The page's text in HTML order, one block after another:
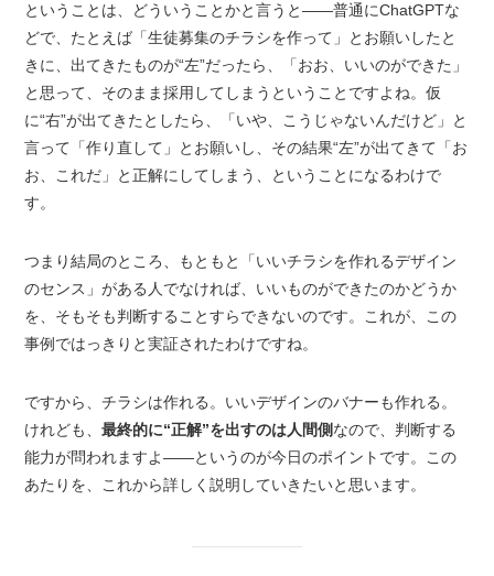
ということは、どういうことかと言うと——普通にChatGPTな
どで、たとえば「生徒募集のチラシを作って」とお願いしたと
きに、出てきたものが“左”だったら、「おお、いいのができた」
と思って、そのまま採用してしまうということですよね。仮
に“右”が出てきたとしたら、「いや、こうじゃないんだけど」と
言って「作り直して」とお願いし、その結果“左”が出てきて「お
お、これだ」と正解にしてしまう、ということになるわけで
す。
つまり結局のところ、もともと「いいチラシを作れるデザイン
のセンス」がある人でなければ、いいものができたのかどうか
を、そもそも判断することすらできないのです。これが、この
事例ではっきりと実証されたわけですね。
ですから、チラシは作れる。いいデザインのバナーも作れる。
けれども、最終的に“正解”を出すのは人間側なので、判断する
能力が問われますよ——というのが今日のポイントです。この
あたりを、これから詳しく説明していきたいと思います。